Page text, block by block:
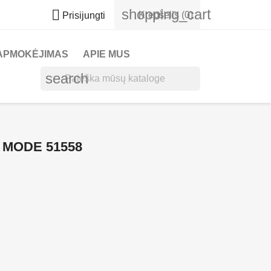
 Prisijungti shopping_cart
Krepšelis (0)
APIE MUS
search
51558